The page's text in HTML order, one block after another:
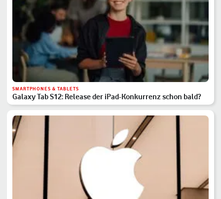
SMARTPHONES & TABLETS
Galaxy Tab S12: Release der iPad-Konkurrenz schon bald?